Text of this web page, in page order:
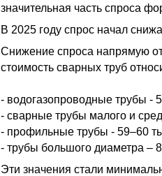
значительная часть спроса
В 2025 году спрос начал
Снижение спроса напрямую
стоимость сварных труб
- водогазопроводные трубы -
- сварные трубы малого и
- профильные трубы - 59–60
- трубы большого диаметра –
Эти значения стали